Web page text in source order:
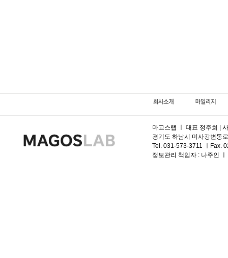
마고스랩 ㅣ 대표 정주희 |
경기도 하남시 미사강변동
Tel. 031-573-3711 ㅣFax.
정보관리 책임자 : 나주인 ㅣ